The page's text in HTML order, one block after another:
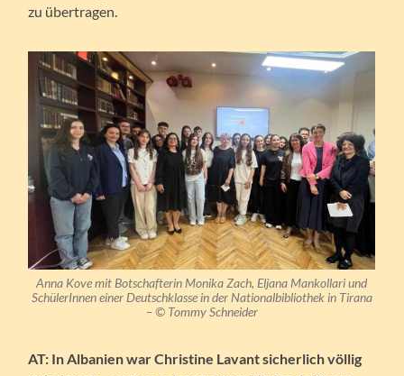
zu übertragen.
Anna Kove mit Botschafterin Monika Zach, Eljana Mankollariund
SchülerInnen einer Deutschklasse in der Nationalbibliothek in Tirana
– © Tommy Schneider
AT: In Albanien war Christine Lavant sicherlich völlig